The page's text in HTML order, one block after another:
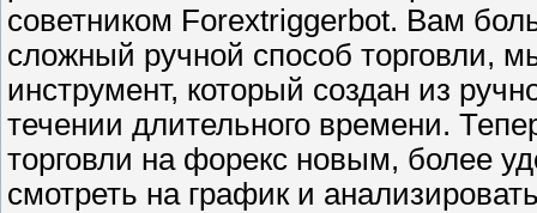
советником Forextriggerbot. Вам
сложный ручной способ торговли,
инструмент, который создан из
течении длительного времени.
торговли на форекс новым, более
смотреть на график и